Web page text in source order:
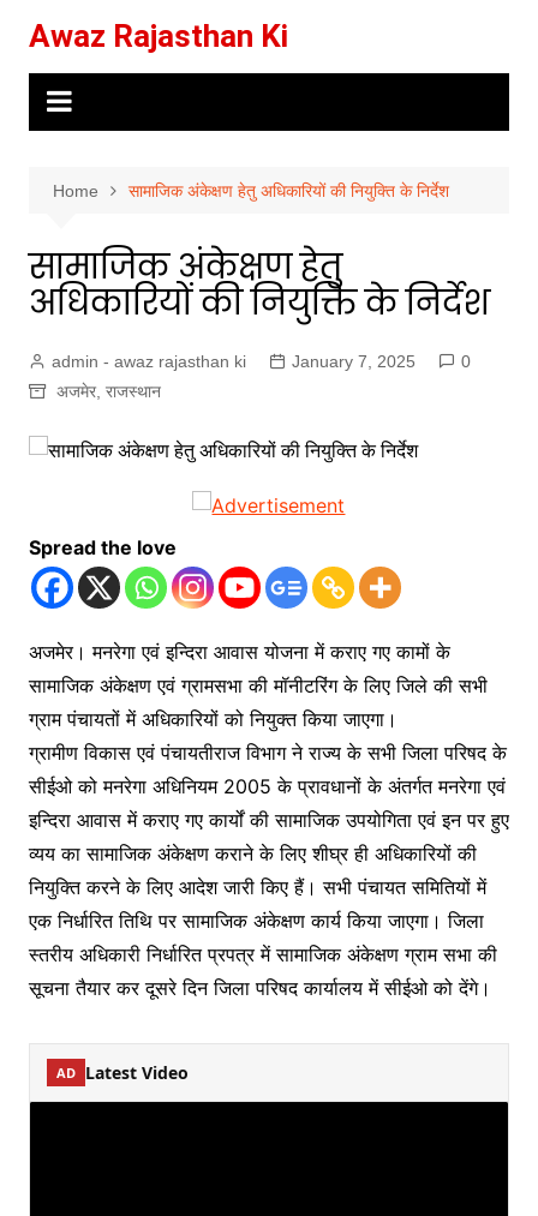
content
Awaz Rajasthan Ki
Home सामाजिक अंकेक्षण हेतु अधिकारियों की नियुक्ति के निर्देश
सामाजिक अंकेक्षण हेतु
अधिकारियों की नियुक्ति के निर्देश
admin - awaz rajasthan ki January 7, 2025
0
अजमेर, राजस्थान
Spread the love
अजमेर। मनरेगा एवं इन्दिरा आवास योजना में कराए गए कामों के
सामाजिक अंकेक्षण एवं ग्रामसभा की मॉनीटरिंग के लिए जिले की सभी
ग्राम पंचायतों में अधिकारियों को नियुक्त किया जाएगा।
ग्रामीण विकास एवं पंचायतीराज विभाग ने राज्य के सभी जिला परिषद के
सीईओ को मनरेगा अधिनियम 2005 के प्रावधानों के अंतर्गत मनरेगा एवं
इन्दिरा आवास में कराए गए कार्यों की सामाजिक उपयोगिता एवं इन पर हुए
व्यय का सामाजिक अंकेक्षण कराने के लिए शीघ्र ही अधिकारियों की
नियुक्ति करने के लिए आदेश जारी किए हैं। सभी पंचायत समितियों में
एक निर्धारित तिथि पर सामाजिक अंकेक्षण कार्य किया जाएगा। जिला
स्तरीय अधिकारी निर्धारित प्रपत्र में सामाजिक अंकेक्षण ग्राम सभा की
सूचना तैयार कर दूसरे दिन जिला परिषद कार्यालय में सीईओ को देंगे।
AD Latest Video